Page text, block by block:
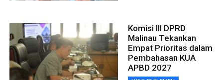
Komisi III DPRD
Malinau Tekankan
Empat Prioritas dalam
Pembahasan KUA
APBD 2027